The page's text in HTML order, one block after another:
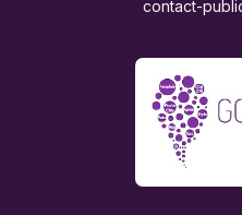
contact-